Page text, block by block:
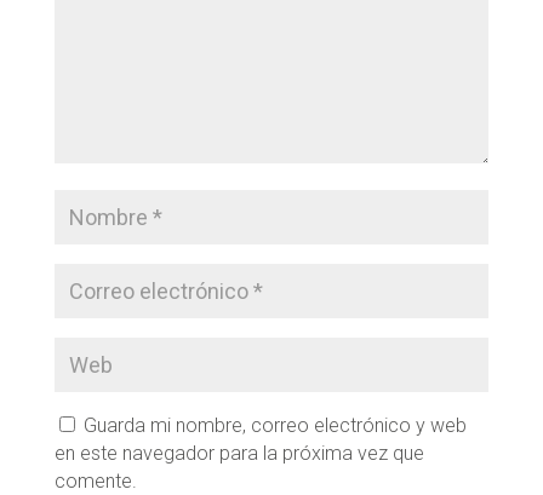
Guarda mi nombre, correo electrónico y web
en este navegador para la próxima vez que
comente.